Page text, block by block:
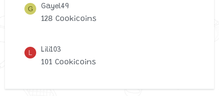
G Gayel49
128 Cookicoins
L Lili103
101 Cookicoins